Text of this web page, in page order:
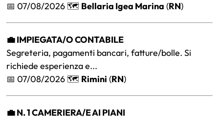
📅 07/08/2026 🗺️ Bellaria Igea Marina (RN)
💼 IMPIEGATA/O CONTABILE
Segreteria, pagamenti bancari, fatture/bolle. Si
richiede esperienza e...
📅 07/08/2026 🗺️ Rimini (RN)
💼 N. 1 CAMERIERA/E AI PIANI